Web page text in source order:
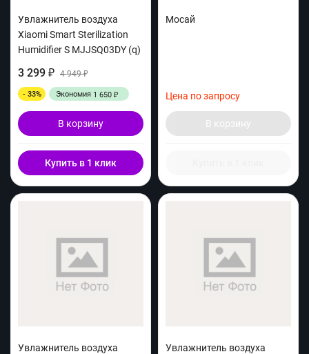
Увлажнитель воздуха
Xiaomi Smart Sterilization
Humidifier S MJJSQ03DY (q)
3 299 ₽ 4 949₽
- 33% Экономия 1 650 ₽
В корзину
Купить в 1 клик
Мосай
Цена по запросу
В корзину
Увлажнитель воздуха
Увлажнитель воздуха